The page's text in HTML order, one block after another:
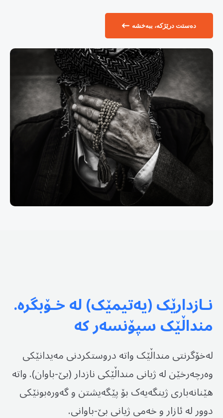
دەستت درێژکە، ببەخشە
نـازدارێک(یەتیمێک) لە خـۆبگرە.
منداڵێک سپۆنسەر کە
لەخۆگرنتی منداڵێک واتە دروستکردنی مەیدانێکی
وەرچەرخێن لە ژیانی منداڵێکی نازدار (بێ-باوان). واتە
هێنانەباری ژینگەیەک بۆ پێگەیشتن و گەورەبونێکی
دوور لە ئازار و خەمی ژیانی بێ-باوانی.